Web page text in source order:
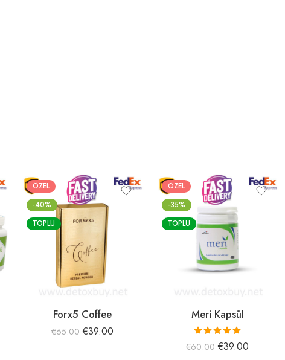
ÖZEL
-40%
TOPLU
Forx5 Coffee
€65.00 €39.00
ÖZEL
-35%
TOPLU
Meri Kapsül
5 üzerinden
5.00oy aldı
€60.00 €39.00